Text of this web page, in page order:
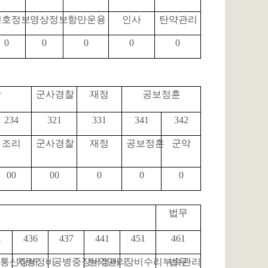
정보영상정보항만운용 인사 탄약관리
0 0 0 0 0
군사경찰 재정 공보정훈
234 321 331 341 342
조리 군사경찰 재정 공보정훈 군악
00 00 0 0 0
법무
436 437 441 451 461
신장비
차량정비공병중장비정비
탄약관리장비수리부속관리
법무